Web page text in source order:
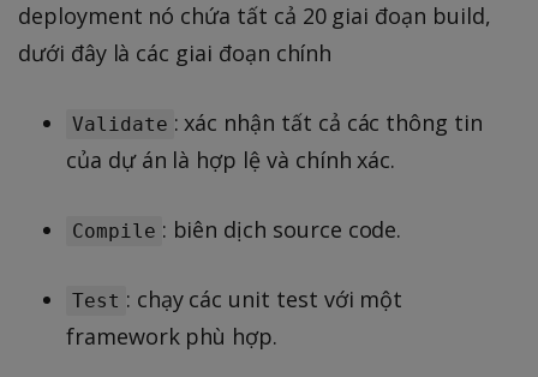
deployment nó chứa tất cả 20 giai đoạn build,
dưới đây là các giai đoạn chính
Validate : xác nhận tất cả các thông tin
của dự án là hợp lệ và chính xác.
Compile : biên dịch source code.
Test : chạy các unit test với một
framework phù hợp.